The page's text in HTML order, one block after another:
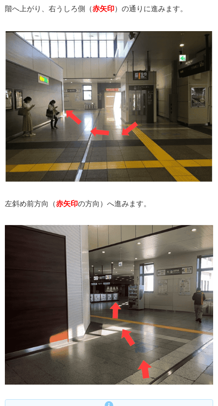
階へ上がり、右うしろ側（赤矢印）の通りに進みます。
左斜め前方向（赤矢印の方向）へ進みます。